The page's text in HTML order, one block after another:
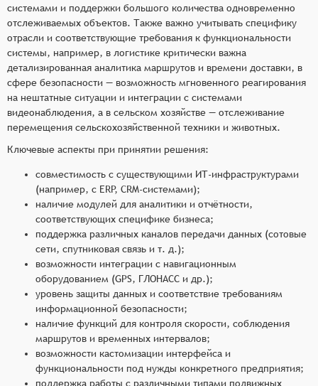
системами и поддержки большого количества одновременно
отслеживаемых объектов. Также важно учитывать специфику
отрасли и соответствующие требования к функциональности
системы, например, в логистике критически важна
детализированная аналитика маршрутов и времени доставки, в
сфере безопасности — возможность мгновенного реагирования
на нештатные ситуации и интеграции с системами
видеонаблюдения, а в сельском хозяйстве — отслеживание
перемещения сельскохозяйственной техники и животных.
Ключевые аспекты при принятии решения:
совместимость с существующими ИТ-инфраструктурами
(например, с ERP, CRM-системами);
наличие модулей для аналитики и отчётности,
соответствующих специфике бизнеса;
поддержка различных каналов передачи данных (сотовые
сети, спутниковая связь и т. д.);
возможности интеграции с навигационным
оборудованием (GPS, ГЛОНАСС и др.);
уровень защиты данных и соответствие требованиям
информационной безопасности;
наличие функций для контроля скорости, соблюдения
маршрутов и временных интервалов;
возможности кастомизации интерфейса и
функциональности под нужды конкретного предприятия;
поддержка работы с различными типами подвижных